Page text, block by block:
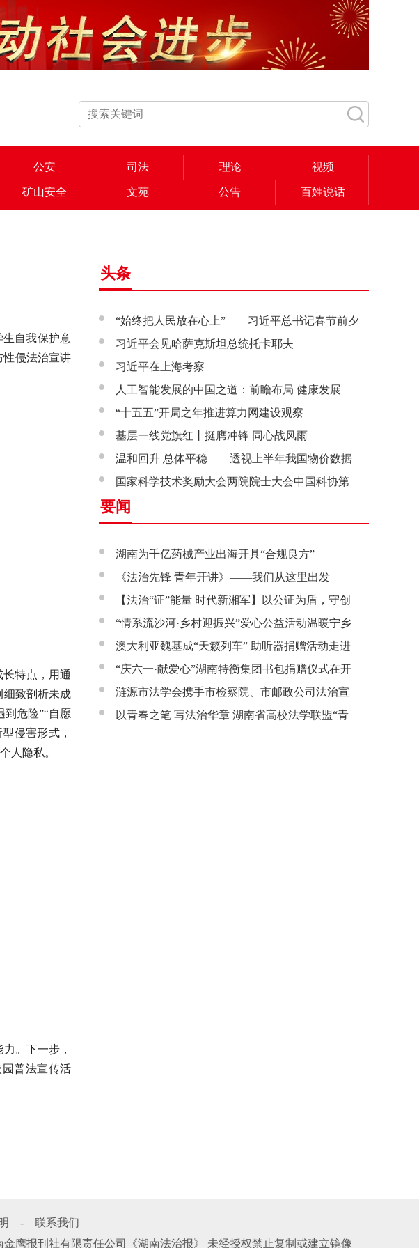
公安 司法 理论 视频
矿山安全 文苑 公告 百姓说话
生自我保护意
性侵法治宣讲
特点，用通
细致剖析未成
危险”“自愿
侵害形式，
人隐私。
。下一步，
普法宣传活
头条
“始终把人民放在心上”——习近平总书记春节前夕
赴辽宁看望慰问基层干部群众纪实
习近平会见哈萨克斯坦总统托卡耶夫
习近平在上海考察
人工智能发展的中国之道：前瞻布局 健康发展
“十五五”开局之年推进算力网建设观察
基层一线党旗红丨挺膺冲锋 同心战风雨
温和回升 总体平稳——透视上半年我国物价数据
国家科学技术奖励大会两院院士大会中国科协第
十一次全国代表大会在京召开
要闻
湖南为千亿药械产业出海开具“合规良方”
《法治先锋 青年开讲》——我们从这里出发
【法治“证”能量 时代新湘军】以公证为盾，守创
新之魂 湖南青年公证人为知识产权保护筑牢防线
“情系流沙河·乡村迎振兴”爱心公益活动温暖宁乡
市流沙河镇
澳大利亚魏基成“天籁列车” 助听器捐赠活动走进
开慧镇
“庆六一·献爱心”湖南特衡集团书包捐赠仪式在开
慧镇举行
涟源市法学会携手市检察院、市邮政公司法治宣
讲走进七星街镇仙洞中学
以青春之笔 写法治华章 湖南省高校法学联盟“青
-
联系我们
金鹰报刊社有限责任公司《湖南法治报》 未经授权禁止复制或建立镜像